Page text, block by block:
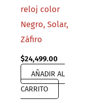
reloj color
Negro, Solar,
Záfiro
$24,499.00
AÑADIR AL
CARRITO